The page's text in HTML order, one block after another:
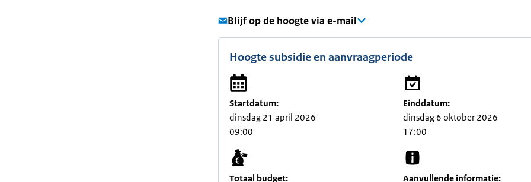
Blijf op de hoogte via e-mail
Hoogte subsidie en aanvraagperiode
Startdatum:
dinsdag 21 april 2026
09:00
Einddatum:
dinsdag 6 oktober 2026
17:00
Totaal budget:
Aanvullende informatie: